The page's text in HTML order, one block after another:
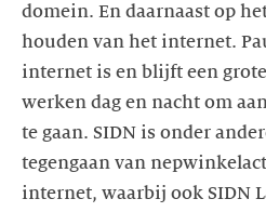
domein. En daarnaast op
houden van het internet.
internet is en blijft een
werken dag en nacht om
te gaan. SIDN is onder
tegengaan van
internet, waarbij ook SIDN